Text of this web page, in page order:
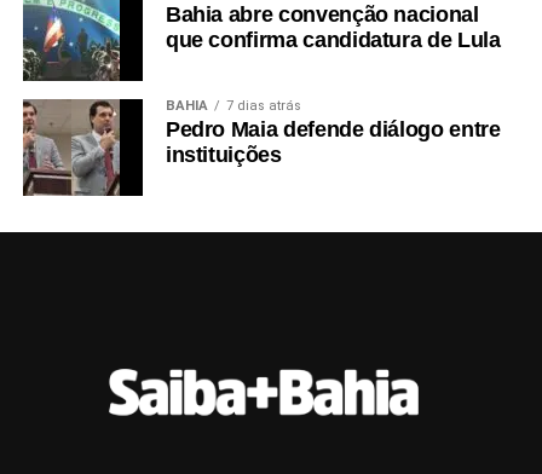
Bahia abre convenção nacional
que confirma candidatura de Lula
BAHIA 7 dias atrás
Pedro Maia defende diálogo entre
instituições